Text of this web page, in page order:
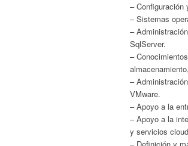
– Configuración
– Sistemas
–
SqlServer.
–
–
VMware.
– Apoyo a la
– Apoyo a la
y servicios